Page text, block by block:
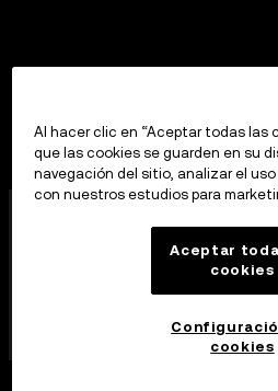
comercial de OKX, es ahora
de criptoactivos autorizada
servicios de criptoactivos por
conformidad con el artículo
mercados de criptoactivos
Al hacer clic en “Aceptar todas las
que las cookies se guarden en su
navegación del sitio, analizar el uso
con nuestros estudios para
Aceptar
cookies
cookies